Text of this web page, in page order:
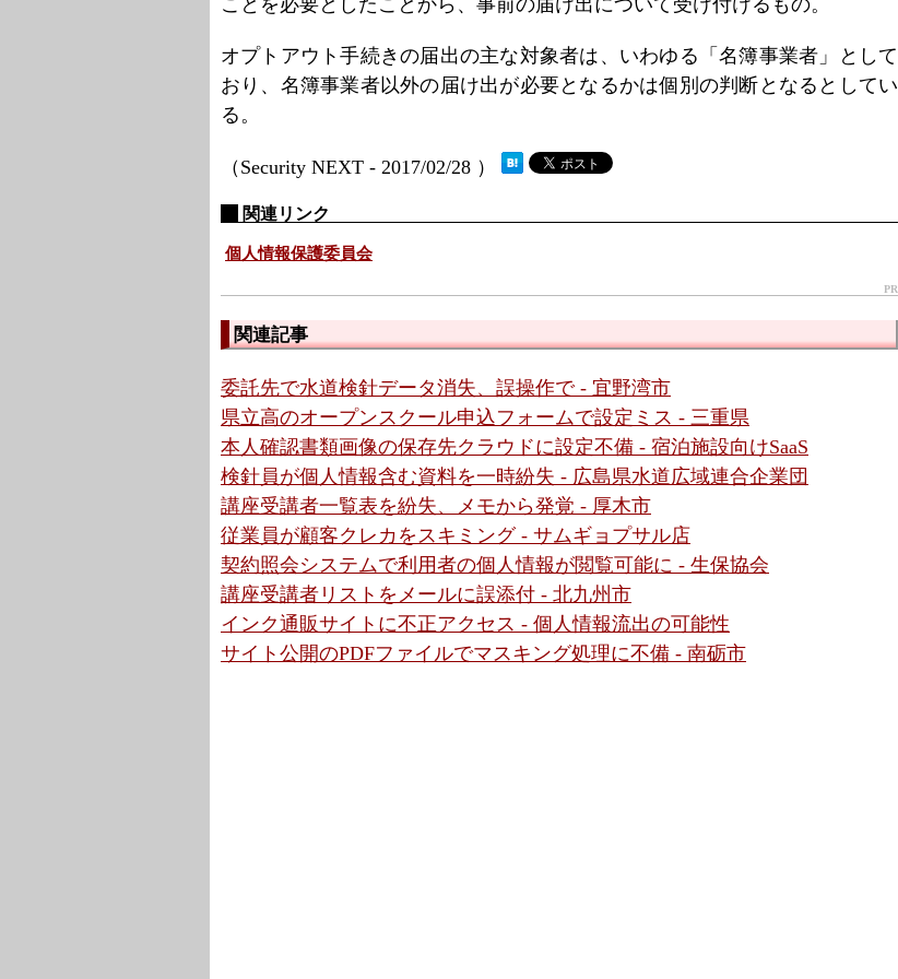
ことを必要としたことから、事前の届け出について受け付けるもの。
オプトアウト手続きの届出の主な対象者は、いわゆる「名簿事業者」として
おり、名簿事業者以外の届け出が必要となるかは個別の判断となるとしてい
る。
（Security NEXT - 2017/02/28 ）
関連リンク
個人情報保護委員会
PR
関連記事
委託先で水道検針データ消失、誤操作で - 宜野湾市
県立高のオープンスクール申込フォームで設定ミス - 三重県
本人確認書類画像の保存先クラウドに設定不備 - 宿泊施設向けSaaS
検針員が個人情報含む資料を一時紛失 - 広島県水道広域連合企業団
講座受講者一覧表を紛失、メモから発覚 - 厚木市
従業員が顧客クレカをスキミング - サムギョプサル店
契約照会システムで利用者の個人情報が閲覧可能に - 生保協会
講座受講者リストをメールに誤添付 - 北九州市
インク通販サイトに不正アクセス - 個人情報流出の可能性
サイト公開のPDFファイルでマスキング処理に不備 - 南砺市